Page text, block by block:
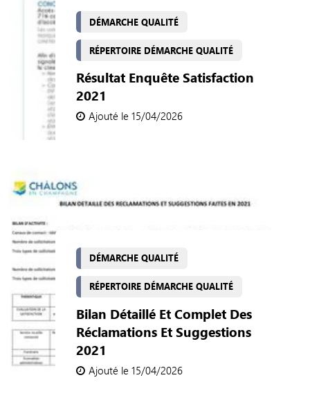
DÉMARCHE QUALITÉ
RÉPERTOIRE DÉMARCHE QUALITÉ
Résultat Enquête Satisfaction
2021
Ajouté le 15/04/2026
DÉMARCHE QUALITÉ
RÉPERTOIRE DÉMARCHE QUALITÉ
Bilan Détaillé Et Complet Des
Réclamations Et Suggestions
2021
Ajouté le 15/04/2026